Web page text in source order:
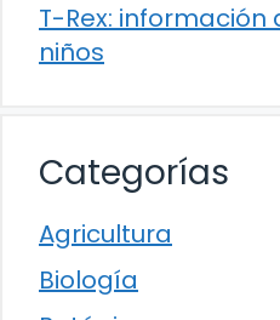
T-Rex:
niños
Categorías
Agricultura
Biología